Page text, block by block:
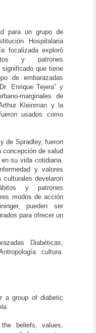
para un grupo de
Hospitalaria
focalizada exploró
y patrones
que tiene
de embarazadas
Enrique Tejera” y
marginales de
Kleinman y la
usados como
de Spradley, fueron
concepción de salud
su vida cotidiana.
y valores
develaron
y patrones
modos de acción
pueden ser
para ofrecer un
Diabéticas,
cultura.
a group of diabetic
beliefs, values,